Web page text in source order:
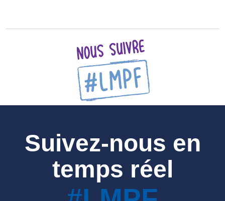
Suivez-nous en
temps réel